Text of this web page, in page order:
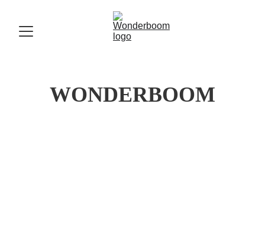
WONDERBOOM